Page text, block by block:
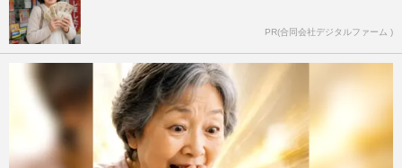
PR(合同会社デジタルファーム )